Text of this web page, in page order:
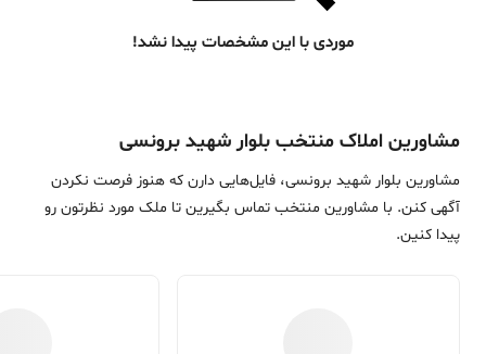
موردی با این مشخصات پیدا نشد!
مشاورین املاک منتخب بلوار شهید برونسی
مشاورین بلوار شهید برونسی، فایل‌هایی دارن که هنوز فرصت نکردن
آگهی کنن. با مشاورین منتخب تماس بگیرین تا ملک مورد نظرتون رو
پیدا کنین.